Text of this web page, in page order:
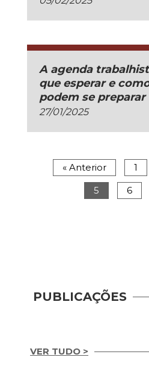
A agenda
que esperar e
podem se preparar
27/01/2025
« Anterior 1
5
6
PUBLICAÇÕES
VER TUDO >